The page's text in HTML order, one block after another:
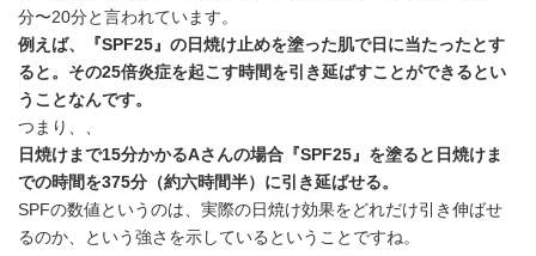
分〜20分と言われています。
例えば、『SPF25』の日焼け止めを塗った肌で日に当たったとす
ると。その25倍炎症を起こす時間を引き延ばすことができるとい
うことなんです。
つまり、、
日焼けまで15分かかるAさんの場合『SPF25』を塗ると日焼けま
での時間を375分（約六時間半）に引き延ばせる。
SPFの数値というのは、実際の日焼け効果をどれだけ引き伸ばせ
るのか、という強さを示しているということですね。